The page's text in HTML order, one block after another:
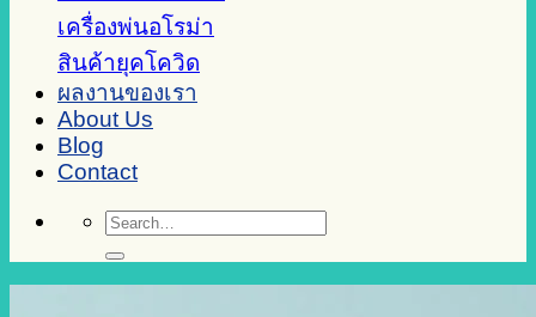
เครื่องพ่นอโรม่า
สินค้ายุคโควิด
ผลงานของเรา
About Us
Blog
Contact
Search